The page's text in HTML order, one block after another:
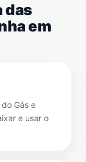
das
em
Gás e
e usar o